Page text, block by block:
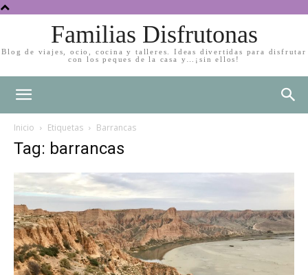
Familias Disfrutonas
Blog de viajes, ocio, cocina y talleres. Ideas divertidas para disfrutar
con los peques de la casa y…¡sin ellos!
Inicio Etiquetas Barrancas
Tag: barrancas